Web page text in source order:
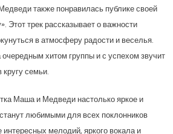
также понравилась публике своей
Этот трек рассказывает о важности
в атмосферу радости и веселья.
хитом группы и с успехом звучит
семьи.
Маша и Медведи настолько яркое и
любимыми для всех поклонников
мелодий, яркого вокала и